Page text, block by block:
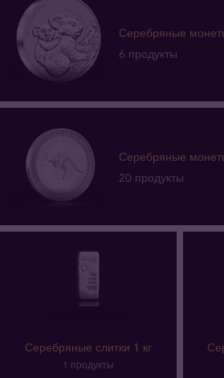
Серебряные
6 продукты
Серебряные
20 продукты
Серебряные слитки 1 кг
1 продукты